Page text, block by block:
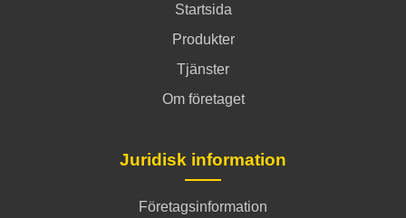
Startsida
Produkter
Tjänster
Om företaget
Juridisk information
Företagsinformation